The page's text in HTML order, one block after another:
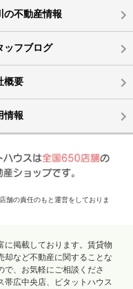
の不動産情報
ッフブログ
概要
情報
舗の責任のもと運営をしておりま
に掲載しております。賃貸物
却など不動産に関することな
で、お気軽にご相談くださ
帯広中央店、ピタットハウス